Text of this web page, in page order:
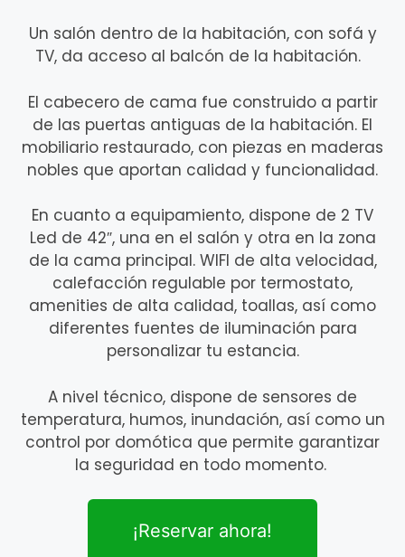
Un salón dentro de la habitación, con sofá y
TV, da acceso al balcón de la habitación.
El cabecero de cama fue construido a partir
de las puertas antiguas de la habitación. El
mobiliario restaurado, con piezas en maderas
nobles que aportan calidad y funcionalidad.
En cuanto a equipamiento, dispone de 2 TV
Led de 42″, una en el salón y otra en la zona
de la cama principal. WIFI de alta velocidad,
calefacción regulable por termostato,
amenities de alta calidad, toallas, así como
diferentes fuentes de iluminación para
personalizar tu estancia.
A nivel técnico, dispone de sensores de
temperatura, humos, inundación, así como un
control por domótica que permite garantizar
la seguridad en todo momento.
¡Reservar ahora!